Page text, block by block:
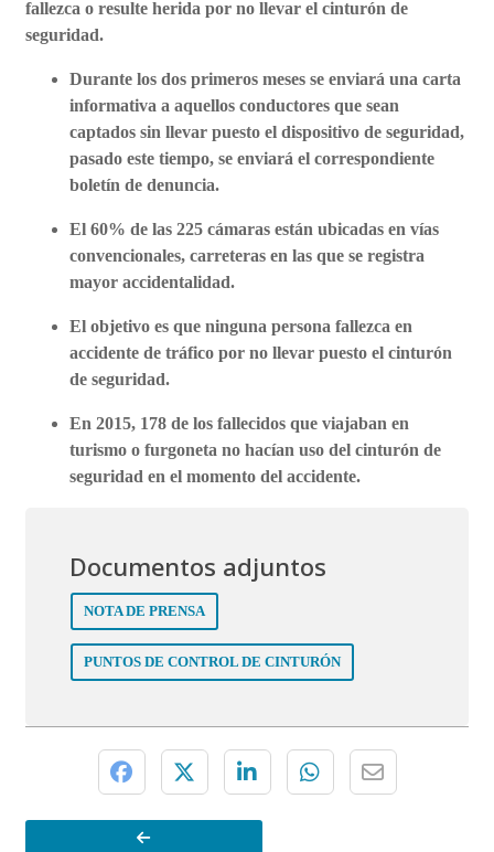
fallezca o resulte herida por no llevar el cinturón de
seguridad.
Durante los dos primeros meses se enviará una carta
informativa a aquellos conductores que sean
captados sin llevar puesto el dispositivo de seguridad,
pasado este tiempo, se enviará el correspondiente
boletín de denuncia.
El 60% de las 225 cámaras están ubicadas en vías
convencionales, carreteras en las que se registra
mayor accidentalidad.
El objetivo es que ninguna persona fallezca en
accidente de tráfico por no llevar puesto el cinturón
de seguridad.
En 2015, 178 de los fallecidos que viajaban en
turismo o furgoneta no hacían uso del cinturón de
seguridad en el momento del accidente.
Documentos adjuntos
NOTA DE PRENSA
PUNTOS DE CONTROL DE CINTURÓN